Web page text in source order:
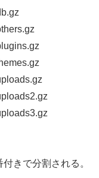
きで分割される。